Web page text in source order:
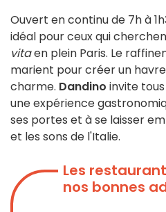
Ouvert en continu de 7h à
idéal pour ceux qui
vitaen plein Paris. Le
marient pour créer un
charme. Dandino invite
une expérience
ses portes et à se laisser
et les sons de l'Italie.
Les
nos bonnes